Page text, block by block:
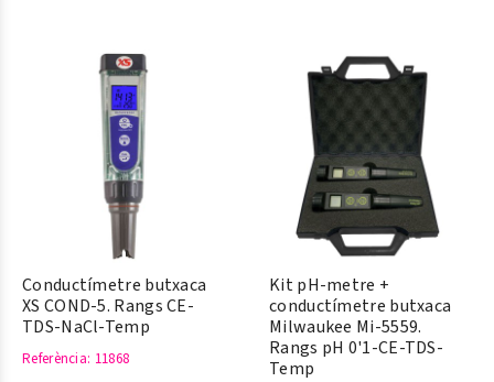
Conductímetre butxaca
XS COND-5. Rangs CE-
TDS-NaCl-Temp
Referència: 11868
Kit pH-metre +
conductímetre butxaca
Milwaukee Mi-5559.
Rangs pH 0'1-CE-TDS-
Temp